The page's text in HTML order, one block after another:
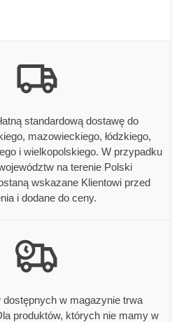
standardową dostawę do
mazowieckiego, łódzkiego,
i wielkopolskiego. W przypadku
na terenie Polski
wskazane Klientowi przed
i dodane do ceny.
dostępnych w magazynie trwa
produktów, których nie mamy w